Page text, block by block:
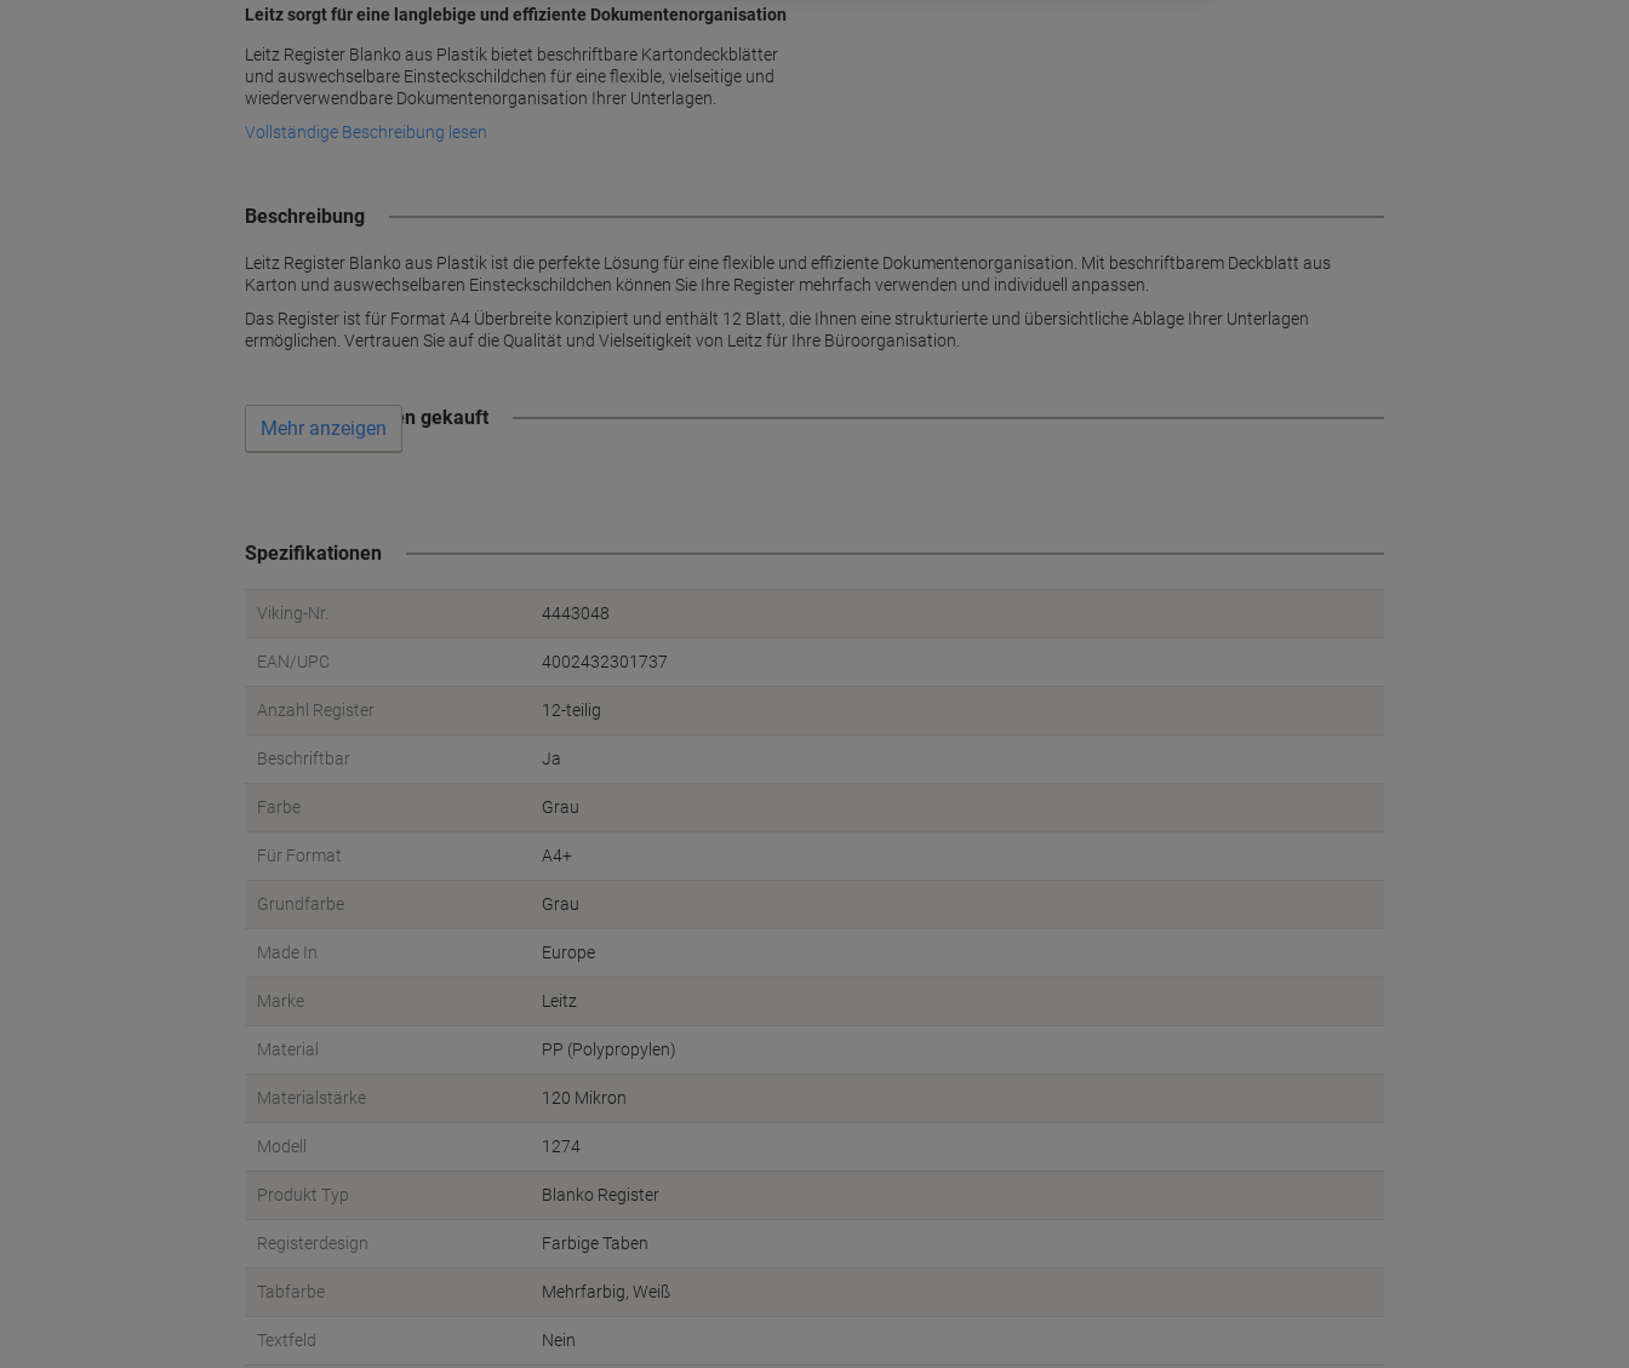
Leitz sorgt für eine langlebige und effiziente Dokumentenorganisation
Leitz Register Blanko aus Plastik bietet beschriftbare Kartondeckblätter
und auswechselbare Einsteckschildchen für eine flexible, vielseitige und
wiederverwendbare Dokumentenorganisation Ihrer Unterlagen.
Vollständige Beschreibung lesen
Beschreibung
Leitz Register Blanko aus Plastik ist die perfekte Lösung für eine flexible und effiziente Dokumentenorganisation. Mit beschriftbarem Deckblatt aus
Karton und auswechselbaren Einsteckschildchen können Sie Ihre Register mehrfach verwenden und individuell anpassen.
Das Register ist für Format A4 Überbreite konzipiert und enthält 12 Blatt, die Ihnen eine strukturierte und übersichtliche Ablage Ihrer Unterlagen
ermöglichen. Vertrauen Sie auf die Qualität und Vielseitigkeit von Leitz für Ihre Büroorganisation.
Wird oft zusammen gekauft
Mehr anzeigen
Spezifikationen
Viking-Nr. 4443048
EAN/UPC 4002432301737
Anzahl Register 12-teilig
Beschriftbar Ja
Farbe Grau
Für Format A4+
Grundfarbe Grau
Made In Europe
Marke Leitz
Material PP (Polypropylen)
Materialstärke 120 Mikron
Modell 1274
Produkt Typ Blanko Register
Registerdesign Farbige Taben
Tabfarbe Mehrfarbig, Weiß
Textfeld Nein